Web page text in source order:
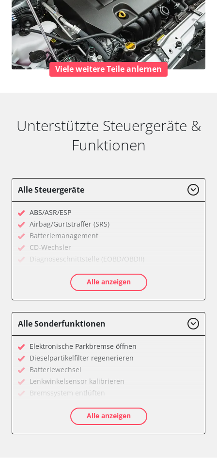
Viele weitere Teile anlernen
Unterstützte Steuergeräte &
Funktionen
Alle Steuergeräte
ABS/ASR/ESP
Airbag/Gurtstraffer (SRS)
Batteriemanagement
CD-Wechsler
Diagnoseschnittstelle (EOBD/OBDII)
Diesel Additiv-System
Drehzahlanzeige
Fahrzeug Stabilitätskontrolle (VSC)
Feststellbremse (EPB / SBC)
Getriebesteuerung
Gurtkontrollleuchten
Informationsanzeige
Karosseriesteuerung
Kombiinstrument
Lenksäuleneinheit
Alle anzeigen
Alle Sonderfunktionen
Elektronische Parkbremse öffnen
Dieselpartikelfilter regenerieren
Batteriewechsel
Lenkwinkelsensor kalibrieren
Bremssystem entlüften
AGR Ventil anlernen
Luftmassenmesser anlernen
Alle anzeigen